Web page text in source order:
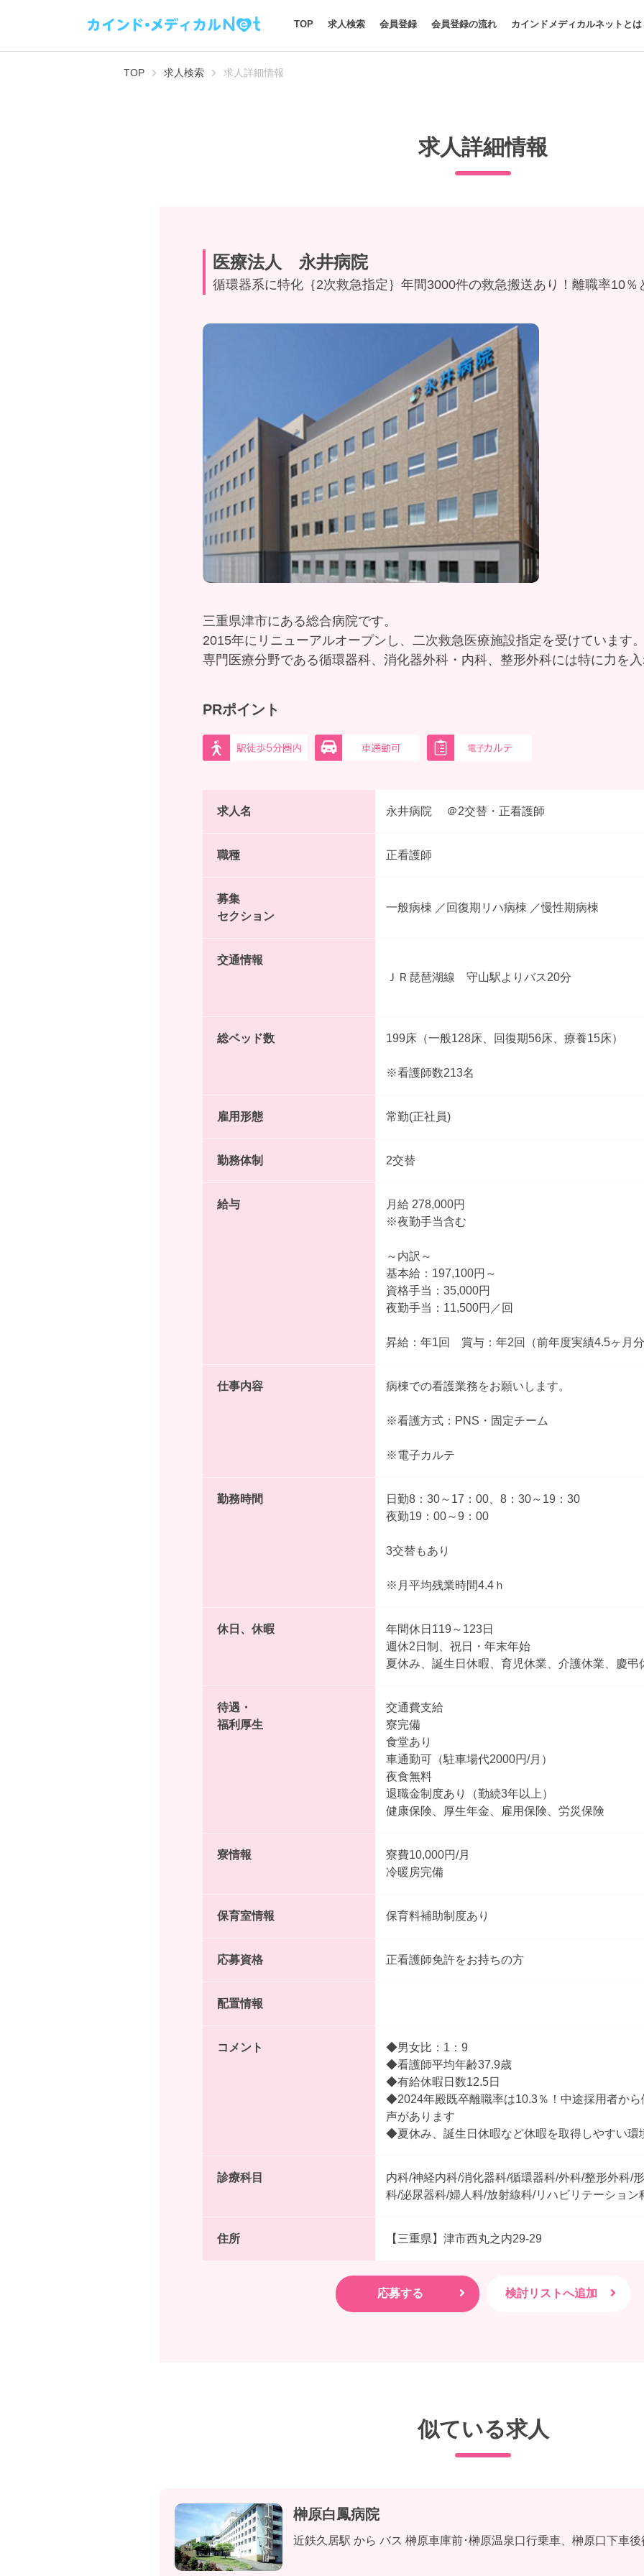
TOP 求人検索 会員登録 会員登録の流れ カインドメディカルネットとは
TOP 求人検索 求人詳細情報
求人詳細情報
医療法人 永井病院
循環器系に特化｛2次救急指定｝年間3000件の救急搬送あり！離職率10％
三重県津市にある総合病院です。
2015年にリニューアルオープンし、二次救急医療施設指定を受けています
専門医療分野である循環器科、消化器外科・内科、整形外科には特に力を
PRポイント
求人名 永井病院 ＠2交替・正看護師
職種 正看護師
募集
セクション
一般病棟 ／回復期リハ病棟 ／慢性期病棟
交通情報
ＪＲ琵琶湖線 守山駅よりバス20分
総ベッド数 199床（一般128床、回復期56床、療養15床）
※看護師数213名
雇用形態 常勤(正社員)
勤務体制 2交替
給与
月給 278,000円
※夜勤手当含む
～内訳～
基本給：197,100円～
資格手当：35,000円
夜勤手当：11,500円／回
昇給：年1回 賞与：年2回（前年度実績4.5ヶ月
仕事内容 病棟での看護業務をお願いします。
※看護方式：PNS・固定チーム
※電子カルテ
勤務時間
日勤8：30～17：00、8：30～19：30
夜勤19：00～9：00
3交替もあり
※月平均残業時間4.4ｈ
休日、休暇
年間休日119～123日
週休2日制、祝日・年末年始
夏休み、誕生日休暇、育児休業、介護休業、慶弔
待遇・
福利厚生
交通費支給
寮完備
食堂あり
車通勤可（駐車場代2000円/月）
夜食無料
退職金制度あり（勤続3年以上）
健康保険、厚生年金、雇用保険、労災保険
寮情報
寮費10,000円/月
冷暖房完備
保育室情報 保育料補助制度あり
応募資格 正看護師免許をお持ちの方
配置情報
コメント
◆男女比：1：9
◆看護師平均年齢37.9歳
◆有給休暇日数12.5日
◆2024年殿既卒離職率は10.3％！中途採用者から
声があります
◆夏休み、誕生日休暇など休暇を取得しやすい環
診療科目
内科/神経内科/消化器科/循環器科/外科/整形外科/
科/泌尿器科/婦人科/放射線科/リハビリテーション
住所 【三重県】津市西丸之内29-29
似ている求人
榊原白鳳病院
近鉄久居駅 から バス 榊原車庫前･榊原温泉口行乗車、榊原口下車